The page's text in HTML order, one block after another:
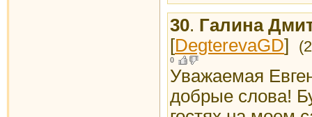
30. Галина
[DegterevaGD]
0
Уважаемая
добрые слова!